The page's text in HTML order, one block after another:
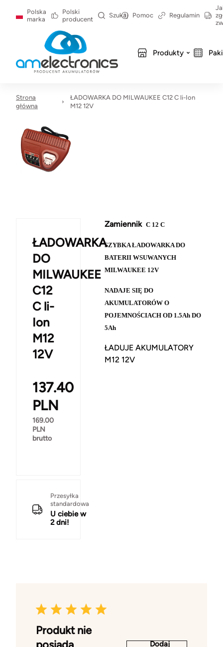
Polska
marka
Polski
producent
Szukaj Pomoc Regulamin
Produkty
Strona
główna
ŁADOWARKA DO MILWAUKEE C12 C li-Ion
M12 12V
ŁADOWARKA
DO
MILWAUKEE
C12
C li-
Ion
M12
12V
137.40
PLN
169.00
PLN
brutto
Przesyłka
standardowa
U ciebie w
2 dni!
Zamiennik C 12 C
SZYBKA ŁADOWARKA DO
BATERII WSUWANYCH
MILWAUKEE 12V
NADAJE SIĘ DO
AKUMULATORÓW O
POJEMNOŚCIACH OD 1.5Ah DO
5Ah
ŁADUJE AKUMULATORY
M12 12V
Produkt nie
Dodaj